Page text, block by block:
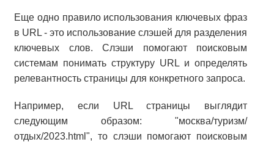
Еще одно правило использования ключевых фраз
в URL - это использование слэшей для разделения
ключевых слов. Слэши помогают поисковым
системам понимать структуру URL и определять
релевантность страницы для конкретного запроса.
Например, если URL страницы выглядит
следующим образом: "москва/туризм/
отдых/2023.html", то слэши помогают поисковым